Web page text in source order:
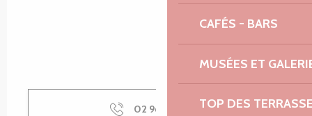
CAFÉS - BARS
MUSÉES ET
TOP DES
02 96 16 54 ▒▒